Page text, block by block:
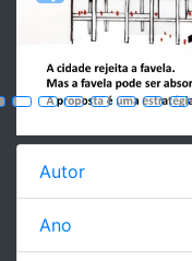
Previous
Autor
Ano